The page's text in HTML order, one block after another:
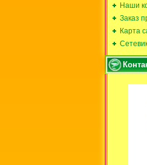
Наши
Заказ
Карта